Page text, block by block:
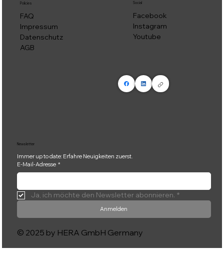
Policies
FAQ
Impressum
Datenschutz
AGB
Social
Facebook
Instagram
Youtube
Newsletter
Immer up to date: Erfahre Neuigkeiten zuerst.
E-Mail-Adresse *
Ja, ich möchte den Newsletter abonnieren. *
Anmelden
© 2025 by HERA GmbH Germany